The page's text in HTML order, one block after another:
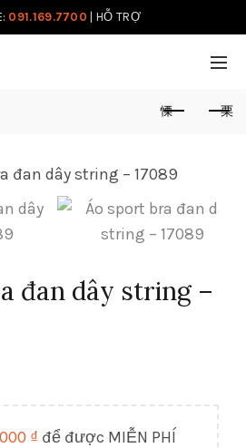
091.169.7700 HỖ TRỢ
đan dây string –
₫ để được MIỄN PHÍ